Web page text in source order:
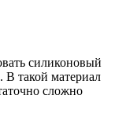
силиконовый
В такой материал
сложно